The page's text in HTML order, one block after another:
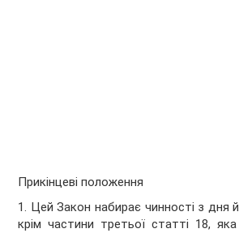
Прикінцеві положення
1. Цей Закон набирає чинності з дня
крім частини третьої статті 18,